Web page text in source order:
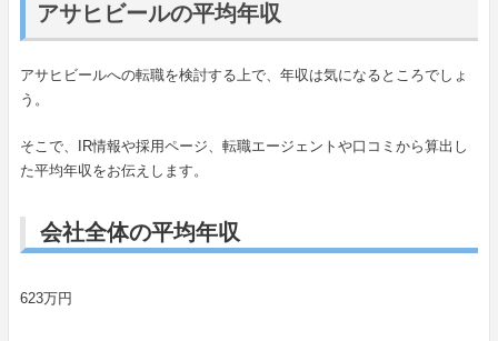
アサヒビールの平均年収
アサヒビールへの転職を検討する上で、年収は気になるところでしょ
う。
そこで、IR情報や採用ページ、転職エージェントや口コミから算出し
た平均年収をお伝えします。
会社全体の平均年収
623万円